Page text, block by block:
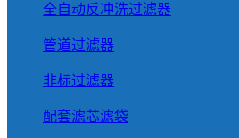
全自动反冲洗过滤器
管道过滤器
非标过滤器
配套滤芯滤袋